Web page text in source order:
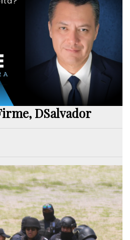
DSalvador